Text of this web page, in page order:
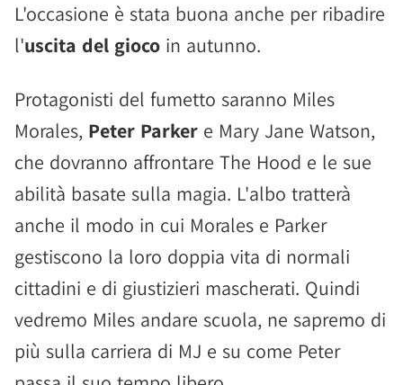
L'occasione è stata buona anche per ribadire
l'uscita del gioco in autunno.
Protagonisti del fumetto saranno Miles
Morales, Peter Parker e Mary Jane Watson,
che dovranno affrontare The Hood e le sue
abilità basate sulla magia. L'albo tratterà
anche il modo in cui Morales e Parker
gestiscono la loro doppia vita di normali
cittadini e di giustizieri mascherati. Quindi
vedremo Miles andare scuola, ne sapremo di
più sulla carriera di MJ e su come Peter